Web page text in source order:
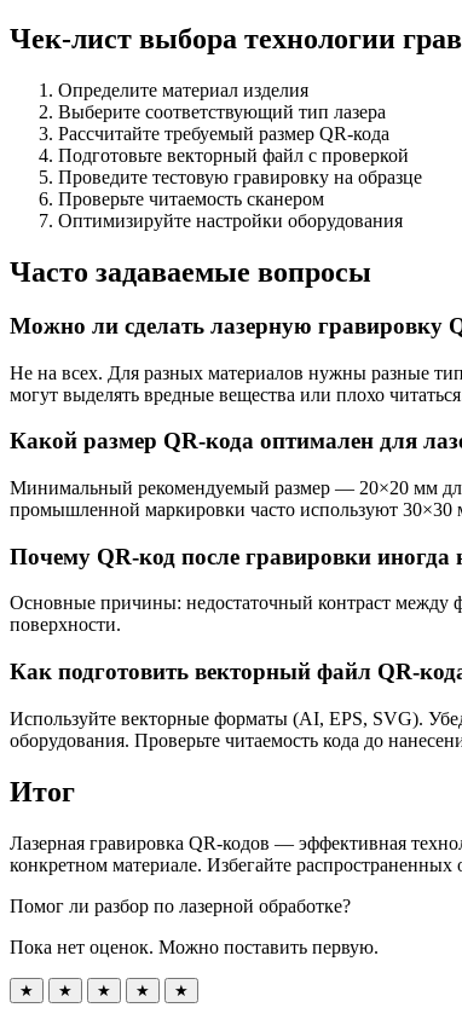
Чек-лист выбора технологии
Определите материал изделия
Выберите соответствующий тип лазера
Рассчитайте требуемый размер QR-кода
Подготовьте векторный файл с проверкой
Проведите тестовую гравировку на образце
Проверьте читаемость сканером
Оптимизируйте настройки оборудования
Часто задаваемые вопросы
Можно ли сделать лазерную гравировку
Не на всех. Для разных материалов нужны разные
могут выделять вредные вещества или плохо
Какой размер QR-кода оптимален для
Минимальный рекомендуемый размер — 20×20 мм для
промышленной маркировки часто используют 30×30
Почему QR-код после гравировки иногда
Основные причины: недостаточный контраст между
поверхности.
Как подготовить векторный файл QR-
Используйте векторные форматы (AI, EPS, SVG).
оборудования. Проверьте читаемость кода до
Итог
Лазерная гравировка QR-кодов — эффективная
конкретном материале. Избегайте
Помог ли разбор по лазерной обработке?
Пока нет оценок. Можно поставить первую.
★ ★ ★ ★ ★